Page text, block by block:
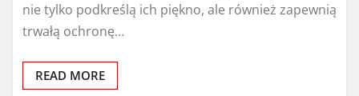
nie tylko podkreślą ich piękno, ale również zapewnią
trwałą ochronę…
READ MORE